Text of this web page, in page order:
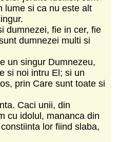
lume si ca nu este alt
dumnezei, fie in cer, fie
dumnezei multi si
un singur Dumnezeu,
si noi intru El; si un
prin Care sunt toate si
Caci unii, din
cu idolul, mananca din
lor fiind slaba,